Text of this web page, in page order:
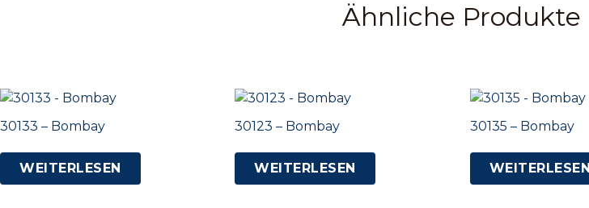
Ähnliche Produkte
30133 – Bombay
WEITERLESEN
30123 – Bombay
WEITERLESEN
30135 – Bombay
WEITERLESEN